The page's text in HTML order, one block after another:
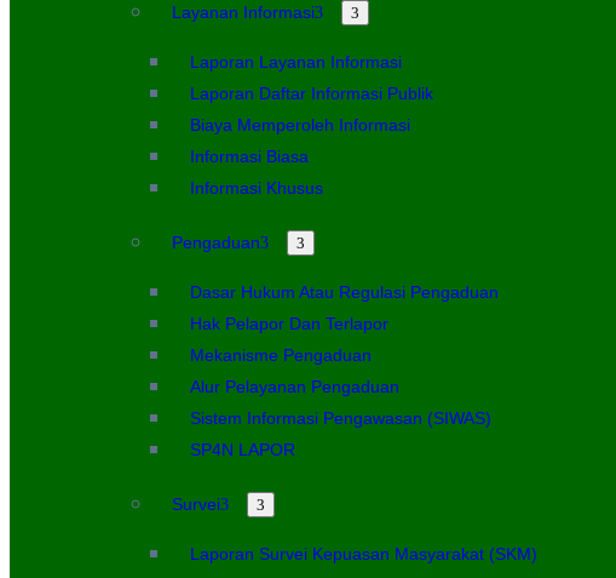
Layanan Informasi
Laporan Layanan Informasi
Laporan Daftar Informasi Publik
Biaya Memperoleh Informasi
Informasi Biasa
Informasi Khusus
Pengaduan
Dasar Hukum Atau Regulasi Pengaduan
Hak Pelapor Dan Terlapor
Mekanisme Pengaduan
Alur Pelayanan Pengaduan
Sistem Informasi Pengawasan (SIWAS)
SP4N LAPOR
Survei
Laporan Survei Kepuasan Masyarakat (SKM)